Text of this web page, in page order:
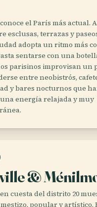
el París más actual.
esclusas, terrazas y
adopta un ritmo más
sentarse con una
parisinos improvisan un
entre neobistrós,
y bares nocturnos que
energía relajada y muy
&
cuesta del distrito 20
popular y artístico.